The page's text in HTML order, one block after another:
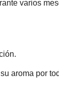
varios
aroma por